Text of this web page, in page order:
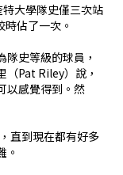
大學隊史僅三次站
佔了一次。
隊史等級的球員，
（Pat Riley）說，
以感覺得到。然
直到現在都有好多
。